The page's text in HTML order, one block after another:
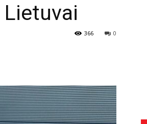
0
366